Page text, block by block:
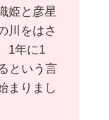
姫と彦星
川をはさ
1年に1
という言
まりまし